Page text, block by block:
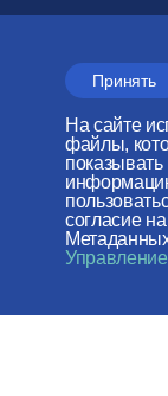
Принять
На сайте
файлы,
согласие
Электронный
журнал
«Церковь и
Время»